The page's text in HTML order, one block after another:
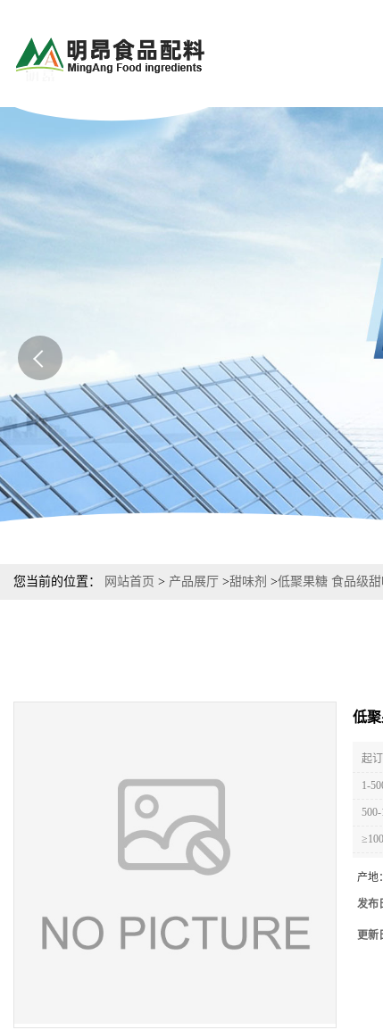
您当前的位置： 网站首页 > 产品展厅 >甜味剂 >低聚果糖 食品级
低
起
1-
产地：
发布
更新